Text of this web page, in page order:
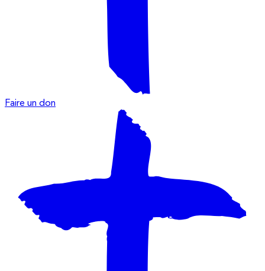
Faire un don